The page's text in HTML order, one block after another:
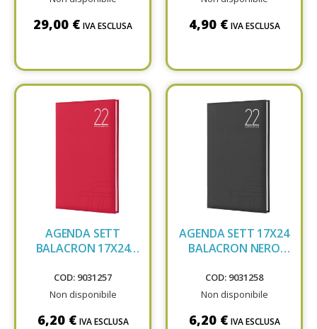
29,00 € IVA ESCLUSA 4,90 € IVA ESCLUSA
AGENDA SETT
BALACRON 17X24
COD: 9031257
Non disponibile
6,20 € IVA ESCLUSA
AGENDA SETT 17X24
BALACRON NERO
COD: 9031258
Non disponibile
6,20 € IVA ESCLUSA